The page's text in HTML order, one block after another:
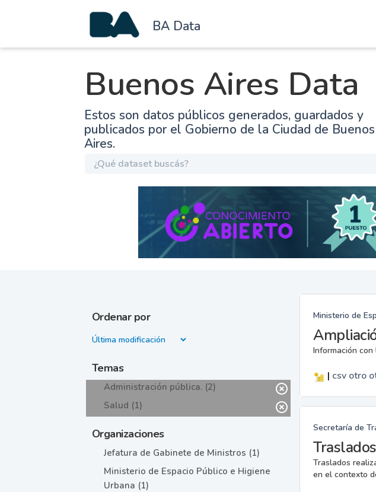
BA Data
Buenos Aires Data
Estos son datos públicos generados, guardados y
publicados por el Gobierno de la Ciudad de Buenos
Aires.
Ordenar por
Temas
Administración pública. (2)
Salud (1)
Organizaciones
Jefatura de Gabinete de Ministros (1)
Ministerio de Espacio Público e Higiene
Urbana (1)
Ministerio de
Información
| csv otro
Secretaría de
Traslados
en el contexto